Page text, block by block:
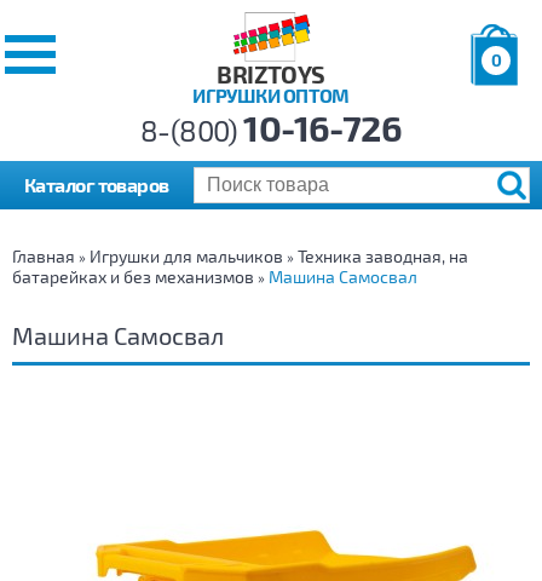
BRIZTOYS
ИГРУШКИ ОПТОМ
0
р.
8-(800)10-16-726
Каталог товаров
Главная » Игрушки для мальчиков » Техника заводная, на
батарейках и без механизмов » Машина Самосвал
Машина Самосвал